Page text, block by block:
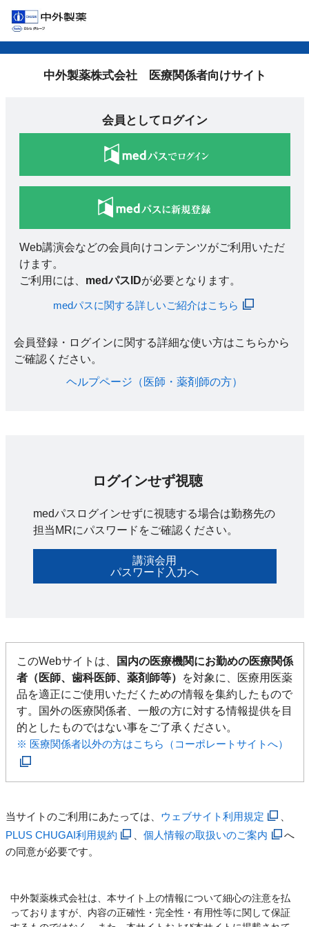
中外製薬株式会社 医療関係者向けサイト
会員としてログイン
Web講演会などの会員向けコンテンツがご利用いただ
けます。
ご利用には、 medパスIDが必要となります。
medパスに関する詳しいご紹介はこちら
会員登録・ログインに関する詳細な使い方はこちらから
ご確認ください。​
ヘルプページ（医師・薬剤師の方）​
ログインせず視聴
medパスログインせずに視聴する場合は勤務先の
担当MRにパスワードをご確認ください。
講演会用
パスワード入力へ
このWebサイトは、
国内の医療機関にお勤めの医療関係
者（医師、歯科医師、薬剤師等）
を対象に、医療用医薬
品を適正にご使用いただくための情報を集約したもので
す。国外の医療関係者、一般の方に対する情報提供を目
的としたものではない事をご了承ください。
※ 医療関係者以外の方はこちら（コーポレートサイトへ）
当サイトのご利用にあたっては、 ウェブサイト利用規定
PLUS CHUGAI利用規約
、個人情報の取扱いのご案内
へ
の同意が必要です。
中外製薬株式会社は、本サイト上の情報について細心の注意を払
っておりますが、内容の正確性・完全性・有用性等に関して保証